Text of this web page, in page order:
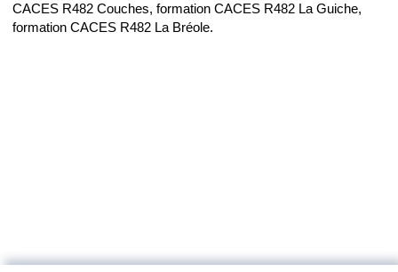
CACES R482 Couches, formation CACES R482 La Guiche,
formation CACES R482 La Bréole.